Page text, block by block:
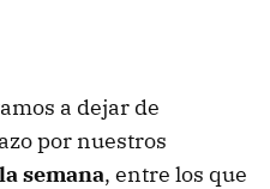
a dejar de
por nuestros
semana, entre los que